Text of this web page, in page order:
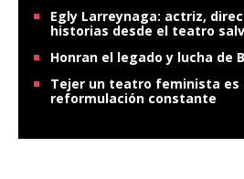
Egly Larreynaga: actriz,
historias desde el teatro
Honran el legado y lucha de
Tejer un teatro feminista es
reformulación constante